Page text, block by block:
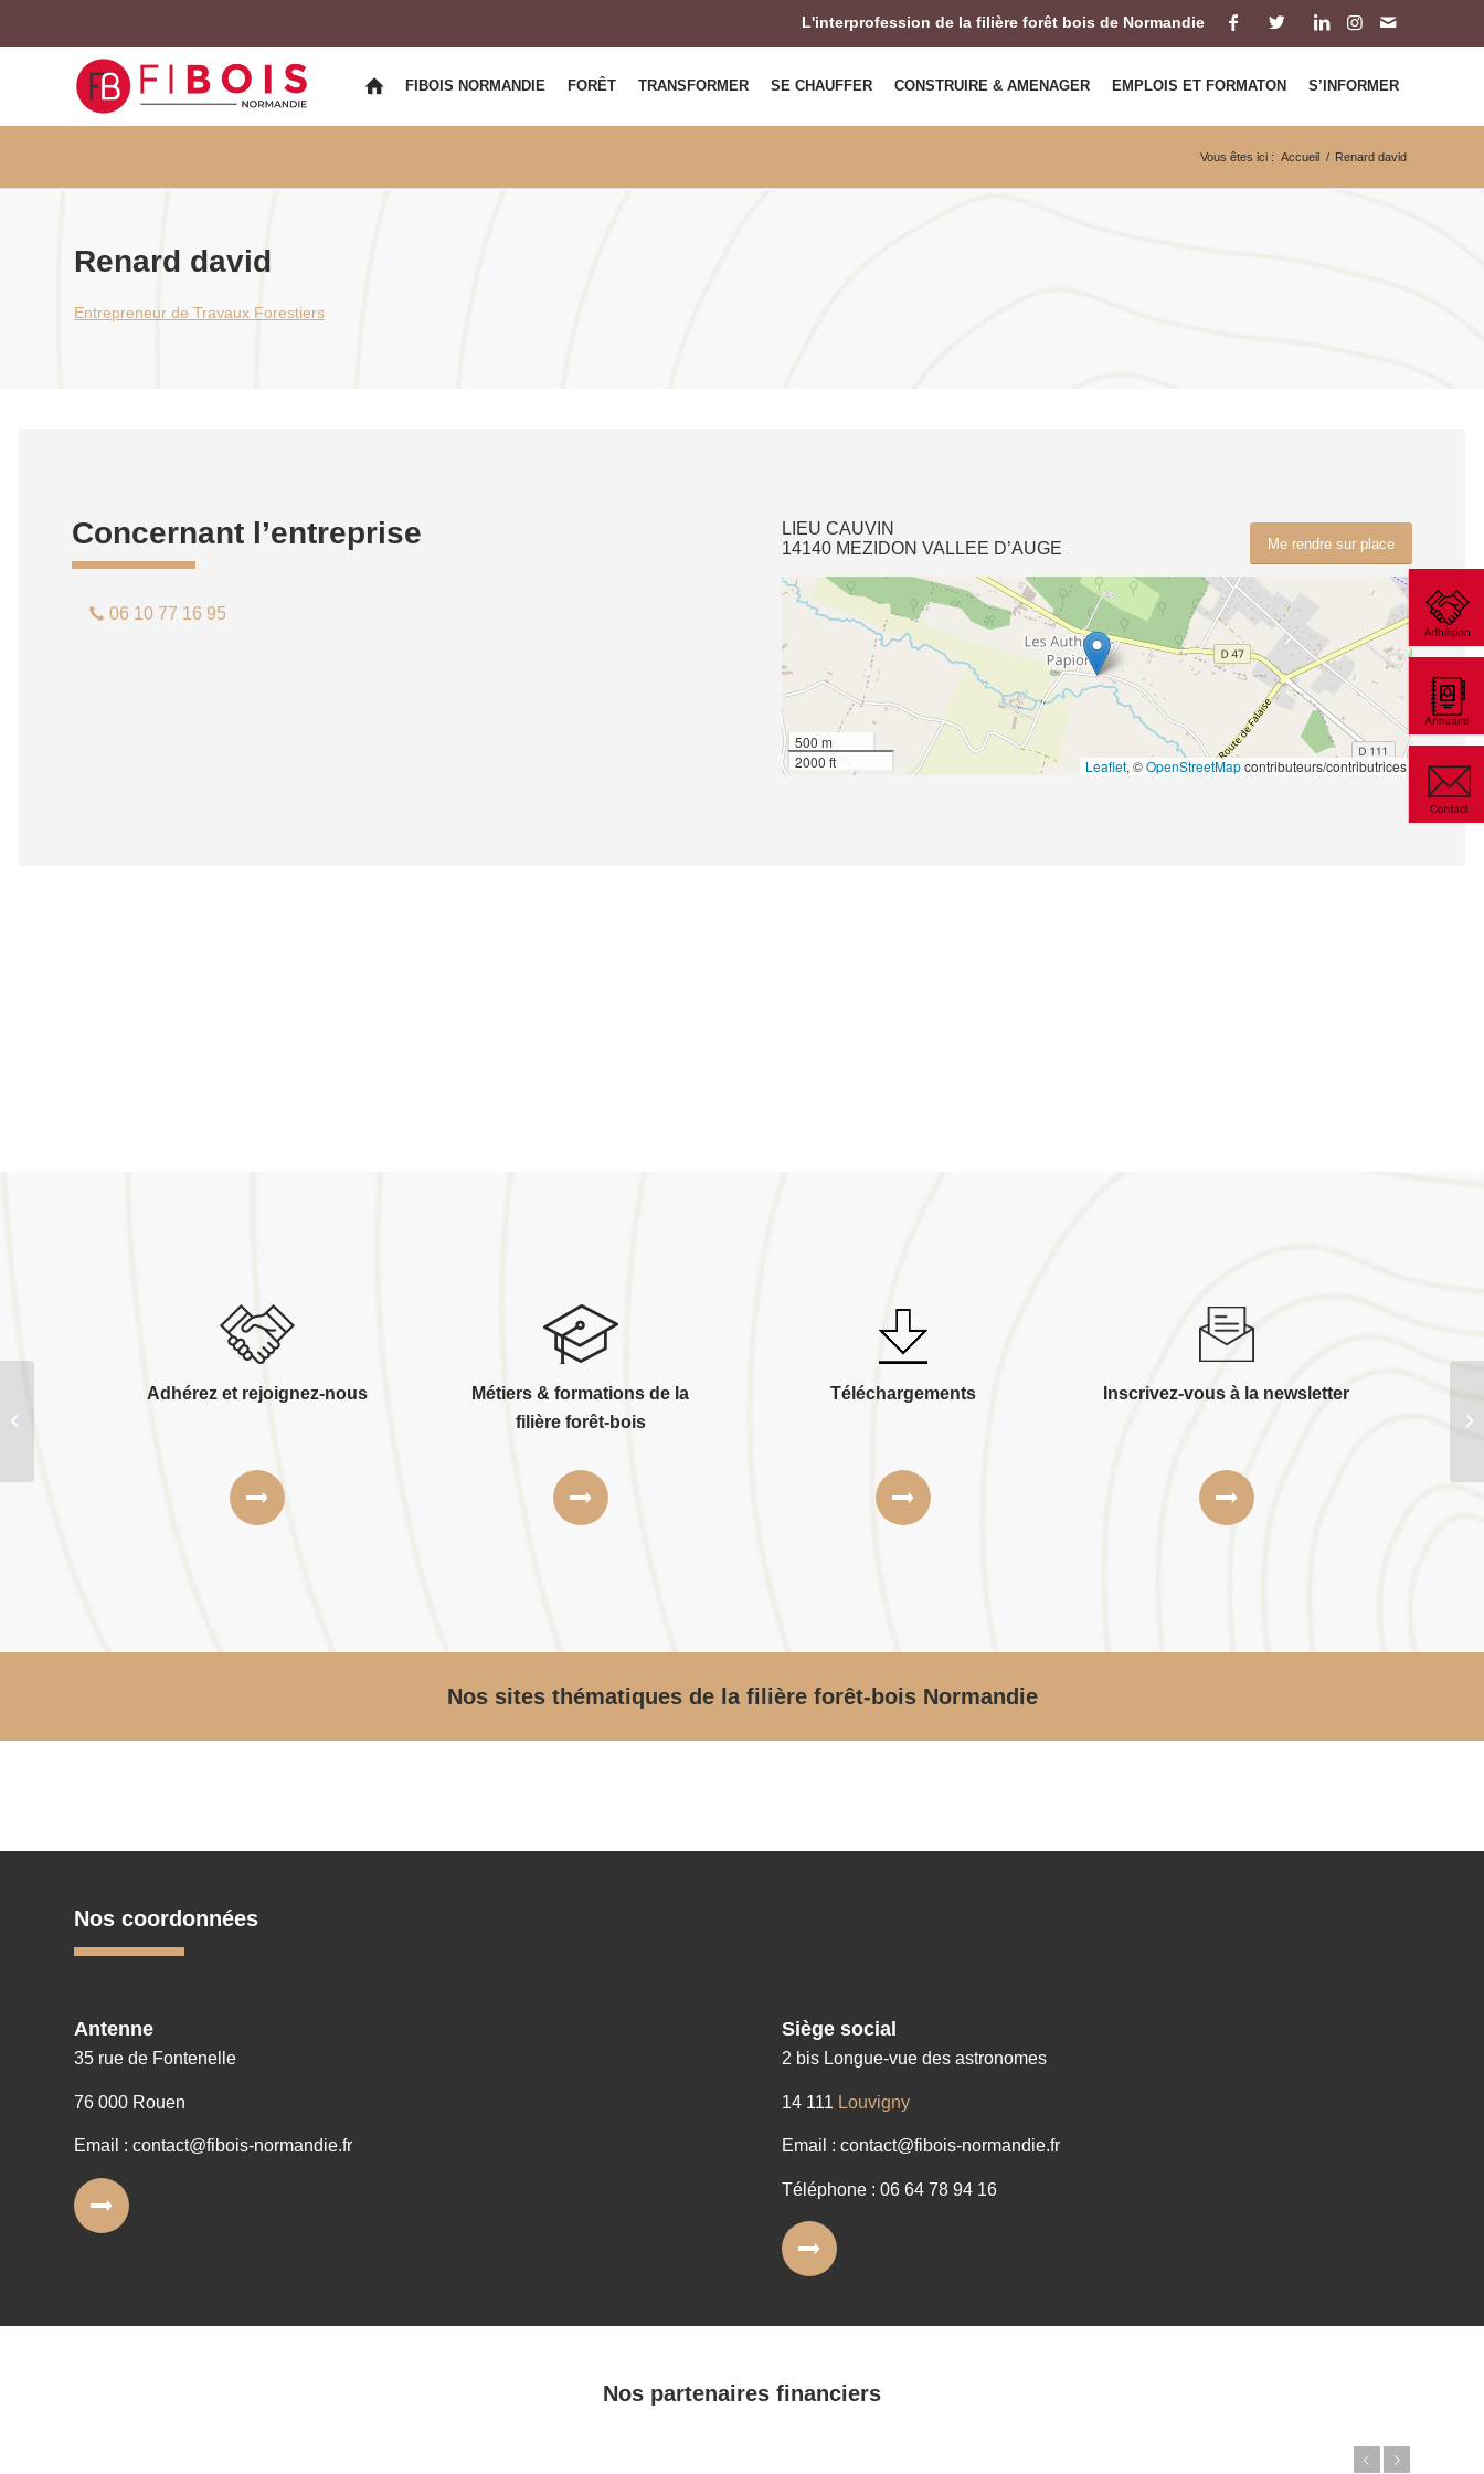
L'interprofession de la filière forêt bois de Normandie
FIBOIS NORMANDIE FORÊT TRANSFORMER SE CHAUFFER CONSTRUIRE & AMENAGER EMPLOIS ET FORMATON S’INFORMER
Vous êtes ici : Accueil / Renard david
Renard david
Entrepreneur de Travaux Forestiers
Concernant l’entreprise
06 10 77 16 95
Me rendre sur place
LIEU CAUVIN
14140 MEZIDON VALLEE D’AUGE
500 m
2000 ft
Leaflet, ©OpenStreetMapcontributeurs/contributrices
Adhérez et rejoignez-nous
Métiers & formations de la
filière forêt-bois
Téléchargements Inscrivez-vous à la newsletter
Nos sites thématiques de la filière forêt-bois Normandie
Nos coordonnées
Antenne
35 rue de Fontenelle
76 000 Rouen
Email : contact@fibois-normandie.fr
Siège social
2 bis Longue-vue des astronomes
14 111 Louvigny
Email : contact@fibois-normandie.fr
Téléphone : 06 64 78 94 16
Nos partenaires financiers